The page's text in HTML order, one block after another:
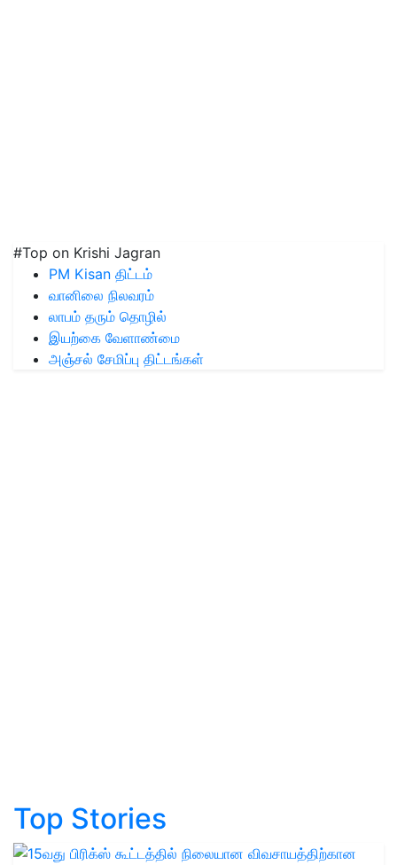
#Top on Krishi Jagran
PM Kisan திட்டம்
வானிலை நிலவரம்
லாபம் தரும் தொழில்
இயற்கை வேளாண்மை
அஞ்சல் சேமிப்பு திட்டங்கள்
Top Stories